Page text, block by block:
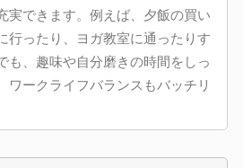
実できます。例えば、夕飯の買い
行ったり、ヨガ教室に通ったりす
も、趣味や自分磨きの時間をしっ
ワークライフバランスもバッチリ